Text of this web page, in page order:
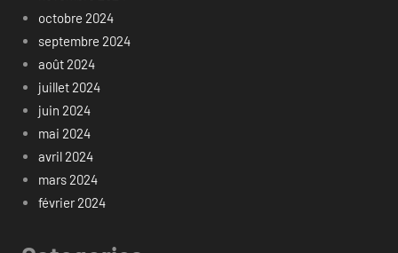
octobre 2024
septembre 2024
août 2024
juillet 2024
juin 2024
mai 2024
avril 2024
mars 2024
février 2024